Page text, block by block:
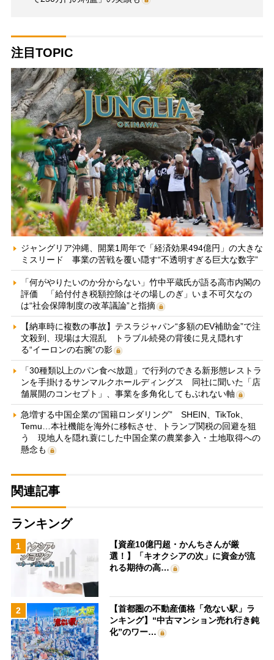
注目TOPIC
ジャングリア沖縄、開業1周年で「経済効果494億円」の大きな
ミスリード 事業の苦戦を覆い隠す“不透明すぎる巨大な数字”
「何がやりたいのか分からない」竹中平蔵氏が語る高市内閣の
評価 「給付付き税額控除はその場しのぎ」いま不可欠なの
は“社会保障制度の改革議論”と指摘
【納車時に複数の事故】テスラジャパン“多額のEV補助金”で注
文殺到、現場は大混乱 トラブル続発の背後に見え隠れす
る“イーロンの右腕”の影
「30種類以上のパン食べ放題」で行列のできる新形態レストラ
ンを手掛けるサンマルクホールディングス 同社に聞いた「店
舗展開のコンセプト」、事業を多角化してもぶれない軸
急増する中国企業の“国籍ロンダリング” SHEIN、TikTok、
Temu…本社機能を海外に移転させ、トランプ関税の回避を狙
う 現地人を隠れ蓑にした中国企業の農業参入・土地取得への
懸念も
関連記事
ランキング
1
【資産10億円超・かんちさんが厳
選！】「キオクシアの次」に資金が流
れる期待の高…
2
【首都圏の不動産価格「危ない駅」ラ
ンキング】“中古マンション売れ行き鈍
化”のワー…